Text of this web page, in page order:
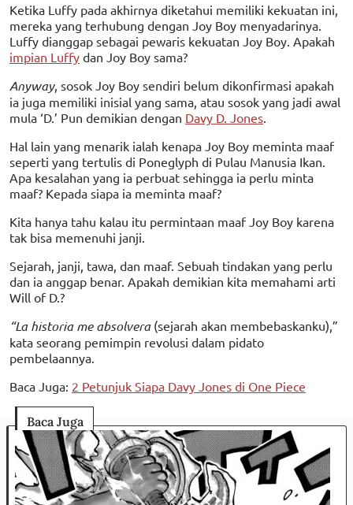
Ketika Luffy pada akhirnya diketahui memiliki kekuatan ini,
mereka yang terhubung dengan Joy Boy menyadarinya.
Luffy dianggap sebagai pewaris kekuatan Joy Boy. Apakah
impian Luffy dan Joy Boy sama?
Anyway, sosok Joy Boy sendiri belum dikonfirmasi apakah
ia juga memiliki inisial yang sama, atau sosok yang jadi awal
mula ‘D.’ Pun demikian dengan Davy D. Jones
Hal lain yang menarik ialah kenapa Joy Boy meminta maaf
seperti yang tertulis di Poneglyph di Pulau Manusia Ikan.
Apa kesalahan yang ia perbuat sehingga ia perlu minta
maaf? Kepada siapa ia meminta maaf?
Kita hanya tahu kalau itu permintaan maaf Joy Boy karena
tak bisa memenuhi janji.
Sejarah, janji, tawa, dan maaf. Sebuah tindakan yang perlu
dan ia anggap benar. Apakah demikian kita memahami arti
Will of D.?
“La historia me absolvera(sejarah akan membebaskanku),”
kata seorang pemimpin revolusi dalam pidato
pembelaannya.
Baca Juga: 2 Petunjuk Siapa Davy Jones di One Piece
Baca Juga